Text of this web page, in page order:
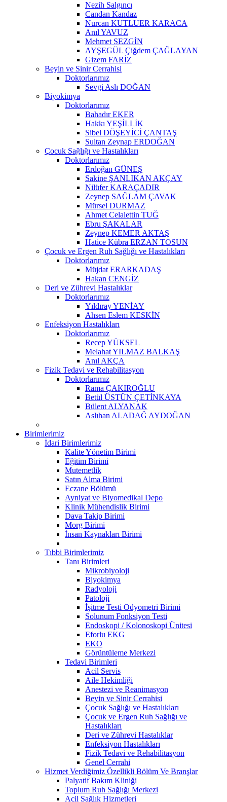
Nezih Salgıncı
Candan Kandaz
Nurcan KUTLUER KARACA
Anıl YAVUZ
Mehmet SEZGİN
AYŞEGÜL Çiğdem ÇAĞLAYAN
Gizem FARİZ
Beyin ve Sinir Cerrahisi
Doktorlarımız
Sevgi Aslı DOĞAN
Biyokimya
Doktorlarımız
Bahadır EKER
Hakkı YEŞİLLİK
Sibel DÖŞEYİCİ ÇANTAŞ
Sultan Zeynap ERDOĞAN
Çocuk Sağlığı ve Hastalıkları
Doktorlarımız
Erdoğan GÜNEŞ
Sakine ŞANLIKAN AKÇAY
Nilüfer KARAÇADIR
Zeynep SAĞLAM ÇAVAK
Mürsel DURMAZ
Ahmet Celalettin TUĞ
Ebru ŞAKALAR
Zeynep KEMER AKTAŞ
Hatice Kübra ERZAN TOSUN
Çocuk ve Ergen Ruh Sağlığı ve Hastalıkları
Doktorlarımız
Müjdat ERARKADAŞ
Hakan CENGİZ
Deri ve Zührevi Hastalıklar
Doktorlarımız
Yıldıray YENİAY
Ahsen Eslem KESKİN
Enfeksiyon Hastalıkları
Doktorlarımız
Recep YÜKSEL
Melahat YILMAZ BALKAŞ
Anıl AKÇA
Fizik Tedavi ve Rehabilitasyon
Doktorlarımız
Rama ÇAKIROĞLU
Betül ÜSTÜN ÇETİNKAYA
Bülent ALYANAK
Aslıhan ALADAĞ AYDOĞAN
Birimlerimiz
İdari Birimlerimiz
Kalite Yönetim Birimi
Eğitim Birimi
Mutemetlik
Satın Alma Birimi
Eczane Bölümü
Ayniyat ve Biyomedikal Depo
Klinik Mühendislik Birimi
Dava Takip Birimi
Morg Birimi
İnsan Kaynakları Birimi
Tıbbi Birimlerimiz
Tanı Birimleri
Mikrobiyoloji
Biyokimya
Radyoloji
Patoloji
İşitme Testi Odyometri Birimi
Solunum Fonksiyon Testi
Endoskopi / Kolonoskopi Ünitesi
Eforlu EKG
EKO
Görüntüleme Merkezi
Tedavi Birimleri
Acil Servis
Aile Hekimliği
Anestezi ve Reanimasyon
Beyin ve Sinir Cerrahisi
Çocuk Sağlığı ve Hastalıkları
Çocuk ve Ergen Ruh Sağlığı ve
Hastalıkları
Deri ve Zührevi Hastalıklar
Enfeksiyon Hastalıkları
Fizik Tedavi ve Rehabilitasyon
Genel Cerrahi
Hizmet Verdiğimiz Özellikli Bölüm Ve Branşlar
Palyatif Bakım Kliniği
Toplum Ruh Sağlığı Merkezi
Acil Sağlık Hizmetleri